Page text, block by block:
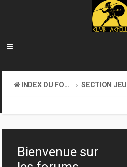
INDEX DU FORUM
SECTION
Bienvenue sur